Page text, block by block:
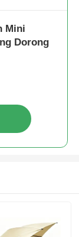
Mini
Dorong